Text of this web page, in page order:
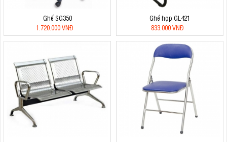
Ghế SG350
1.720.000 VNĐ
Ghế họp GL421
833.000 VNĐ